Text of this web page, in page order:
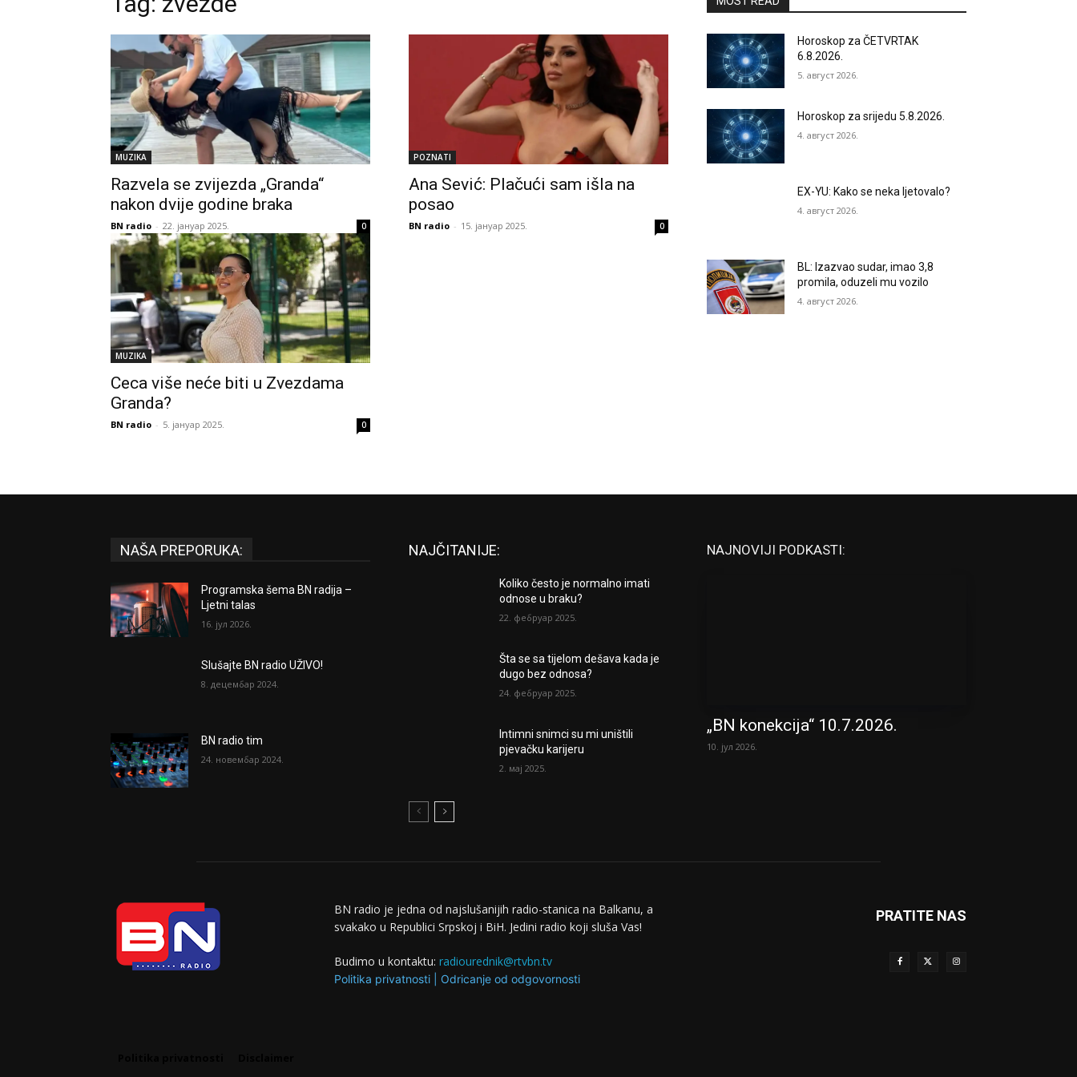
MUZIKA
Razvela se zvijezda „Granda“
nakon dvije godine braka
BN radio - 22. јануар 2025. 0
POZNATI
Ana Sević: Plačući sam išla na
posao
BN radio - 15. јануар 2025. 0
MUZIKA
Ceca više neće biti u Zvezdama
Granda?
BN radio - 5. јануар 2025. 0
Horoskop za ČETVRTAK
6.8.2026.
5. август 2026.
Horoskop za srijedu 5.8.2026.
4. август 2026.
EX-YU: Kako se neka ljetovalo?
4. август 2026.
BL: Izazvao sudar, imao 3,8
promila, oduzeli mu vozilo
4. август 2026.
NAŠA PREPORUKA:
Programska šema BN radija –
Ljetni talas
16. јул 2026.
Slušajte BN radio UŽIVO!
8. децембар 2024.
BN radio tim
24. новембар 2024.
NAJČITANIJE:
Koliko često je normalno imati
odnose u braku?
22. фебруар 2025.
Šta se sa tijelom dešava kada je
dugo bez odnosa?
24. фебруар 2025.
Intimni snimci su mi uništili
pjevačku karijeru
2. мај 2025.
NAJNOVIJI PODKASTI:
„BN konekcija“ 10.7.2026.
10. јул 2026.
BN radio je jedna od najslušanijih radio-stanica na Balkanu, a
svakako u Republici Srpskoj i BiH. Jedini radio koji sluša Vas!
Budimo u kontaktu: radiourednik@rtvbn.tv
Politika privatnosti Odricanje od odgovornosti
PRATITE NAS